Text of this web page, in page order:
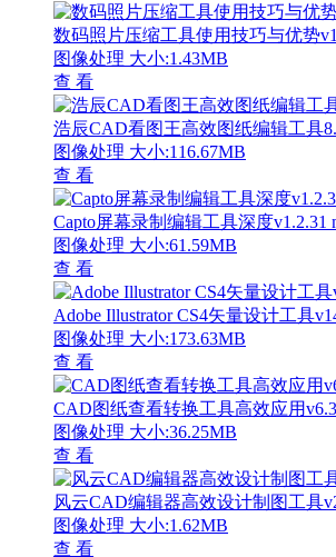
数码照片压缩工具使用技巧与优势
图像处理 大小:1.43MB
查 看
浩辰CAD看图王高效图纸编辑工具
图像处理 大小:116.67MB
查 看
Capto屏幕录制编辑工具深度v1.2.31
图像处理 大小:61.59MB
查 看
Adobe Illustrator CS4矢量设计工具
图像处理 大小:173.63MB
查 看
CAD图纸查看转换工具高效应用
图像处理 大小:36.25MB
查 看
风云CAD编辑器高效设计制图工具
图像处理 大小:1.62MB
查 看